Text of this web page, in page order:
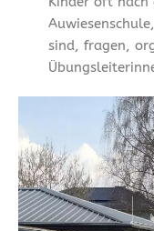
sind, fragen,